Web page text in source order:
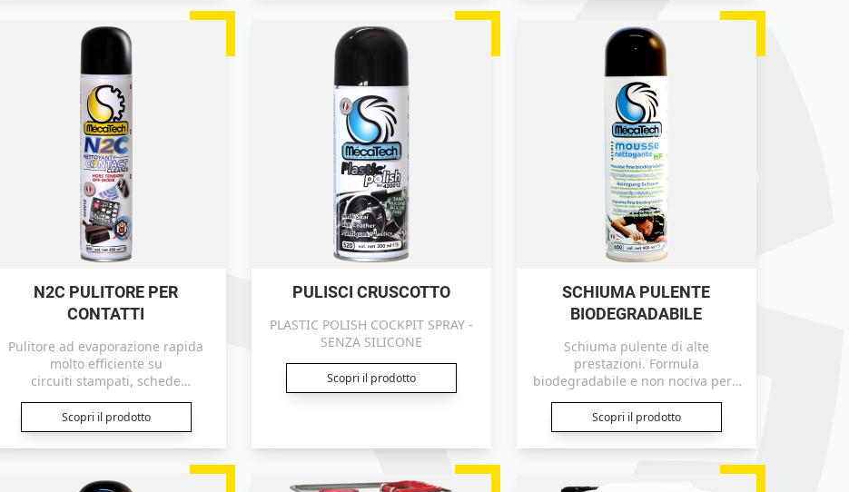
N2C PULITORE PER
CONTATTI
Pulitore ad evaporazione rapida
molto efficiente su
circuiti stampati, schede
potenziometri, quadri e scatole
elettrici, connettori, prese,
contattori, interruttori, testine di
Scopri il prodotto
PULISCI CRUSCOTTO
PLASTIC POLISH COCKPIT SPRAY -
SENZA SILICONE
Scopri il prodotto
SCHIUMA PULENTE
BIODEGRADABILE
Schiuma pulente di alte
prestazioni. Formula
biodegradabile e non nociva per i
Scopri il prodotto